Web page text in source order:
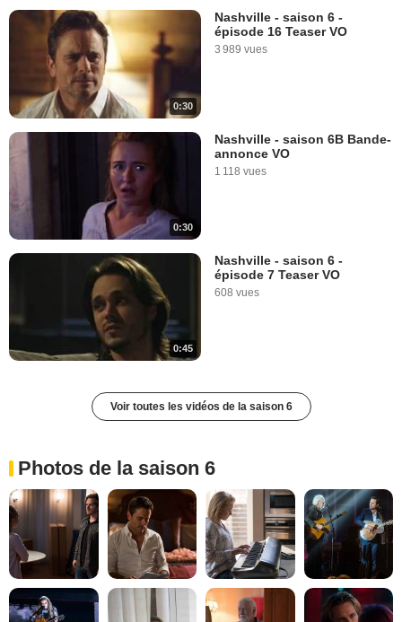
0:30
Nashville - saison 6 -
épisode 16 Teaser VO
3 989 vues
0:30
Nashville - saison 6B Bande-
annonce VO
1 118 vues
0:45
Nashville - saison 6 -
épisode 7 Teaser VO
608 vues
Voir toutes les vidéos de la saison 6
Photos de la saison 6